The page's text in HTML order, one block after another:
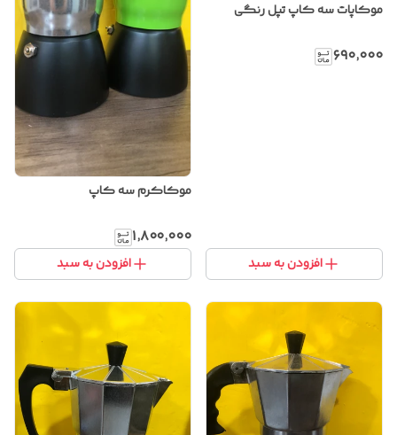
موکاپات سه کاپ تپل رنگی
۶۹۰٬۰۰۰
افزودن به سبد
موکاکرم سه کاپ
۱٬۸۰۰٬۰۰۰
افزودن به سبد